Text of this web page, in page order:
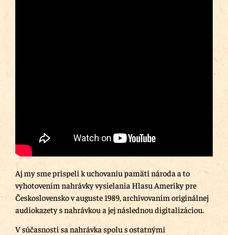
Aj my sme prispeli k uchovaniu pamäti národa a to
vyhotovením nahrávky vysielania Hlasu Ameriky pre
Československo v auguste 1989, archivovaním originálnej
audiokazety s nahrávkou a jej následnou digitalizáciou.
V súčasnosti sa nahrávka spolu s ostatnými